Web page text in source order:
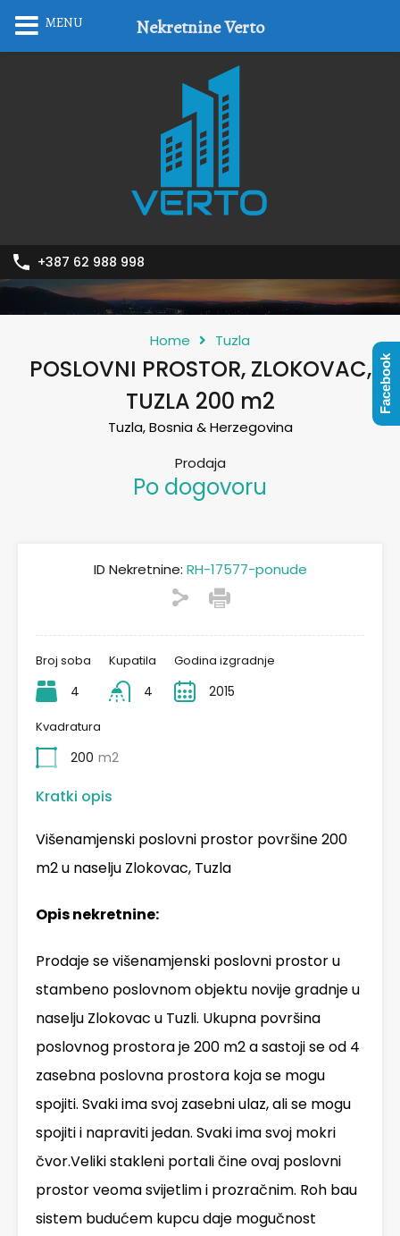
+387 62 988 998
Home Tuzla
POSLOVNI PROSTOR, ZLOKOVAC,
TUZLA 200 m2
Tuzla, Bosnia & Herzegovina
Prodaja
Po dogovoru
ID Nekretnine: RH-17577-ponude
Broj soba
4
Kupatila
4
Godina izgradnje
2015
Kvadratura
200 m2
Kratki opis
Višenamjenski poslovni prostor površine 200
m2 u naselju Zlokovac, Tuzla
Opis nekretnine:
Prodaje se višenamjenski poslovni prostor u
stambeno poslovnom objektu novije gradnje u
naselju Zlokovac u Tuzli. Ukupna površina
poslovnog prostora je 200 m2 a sastoji se od 4
zasebna poslovna prostora koja se mogu
spojiti. Svaki ima svoj zasebni ulaz, ali se mogu
spojiti i napraviti jedan. Svaki ima svoj mokri
čvor.Veliki stakleni portali čine ovaj poslovni
prostor veoma svijetlim i prozračnim. Roh bau
sistem budućem kupcu daje mogučnost
MENU Nekretnine Verto
Facebook